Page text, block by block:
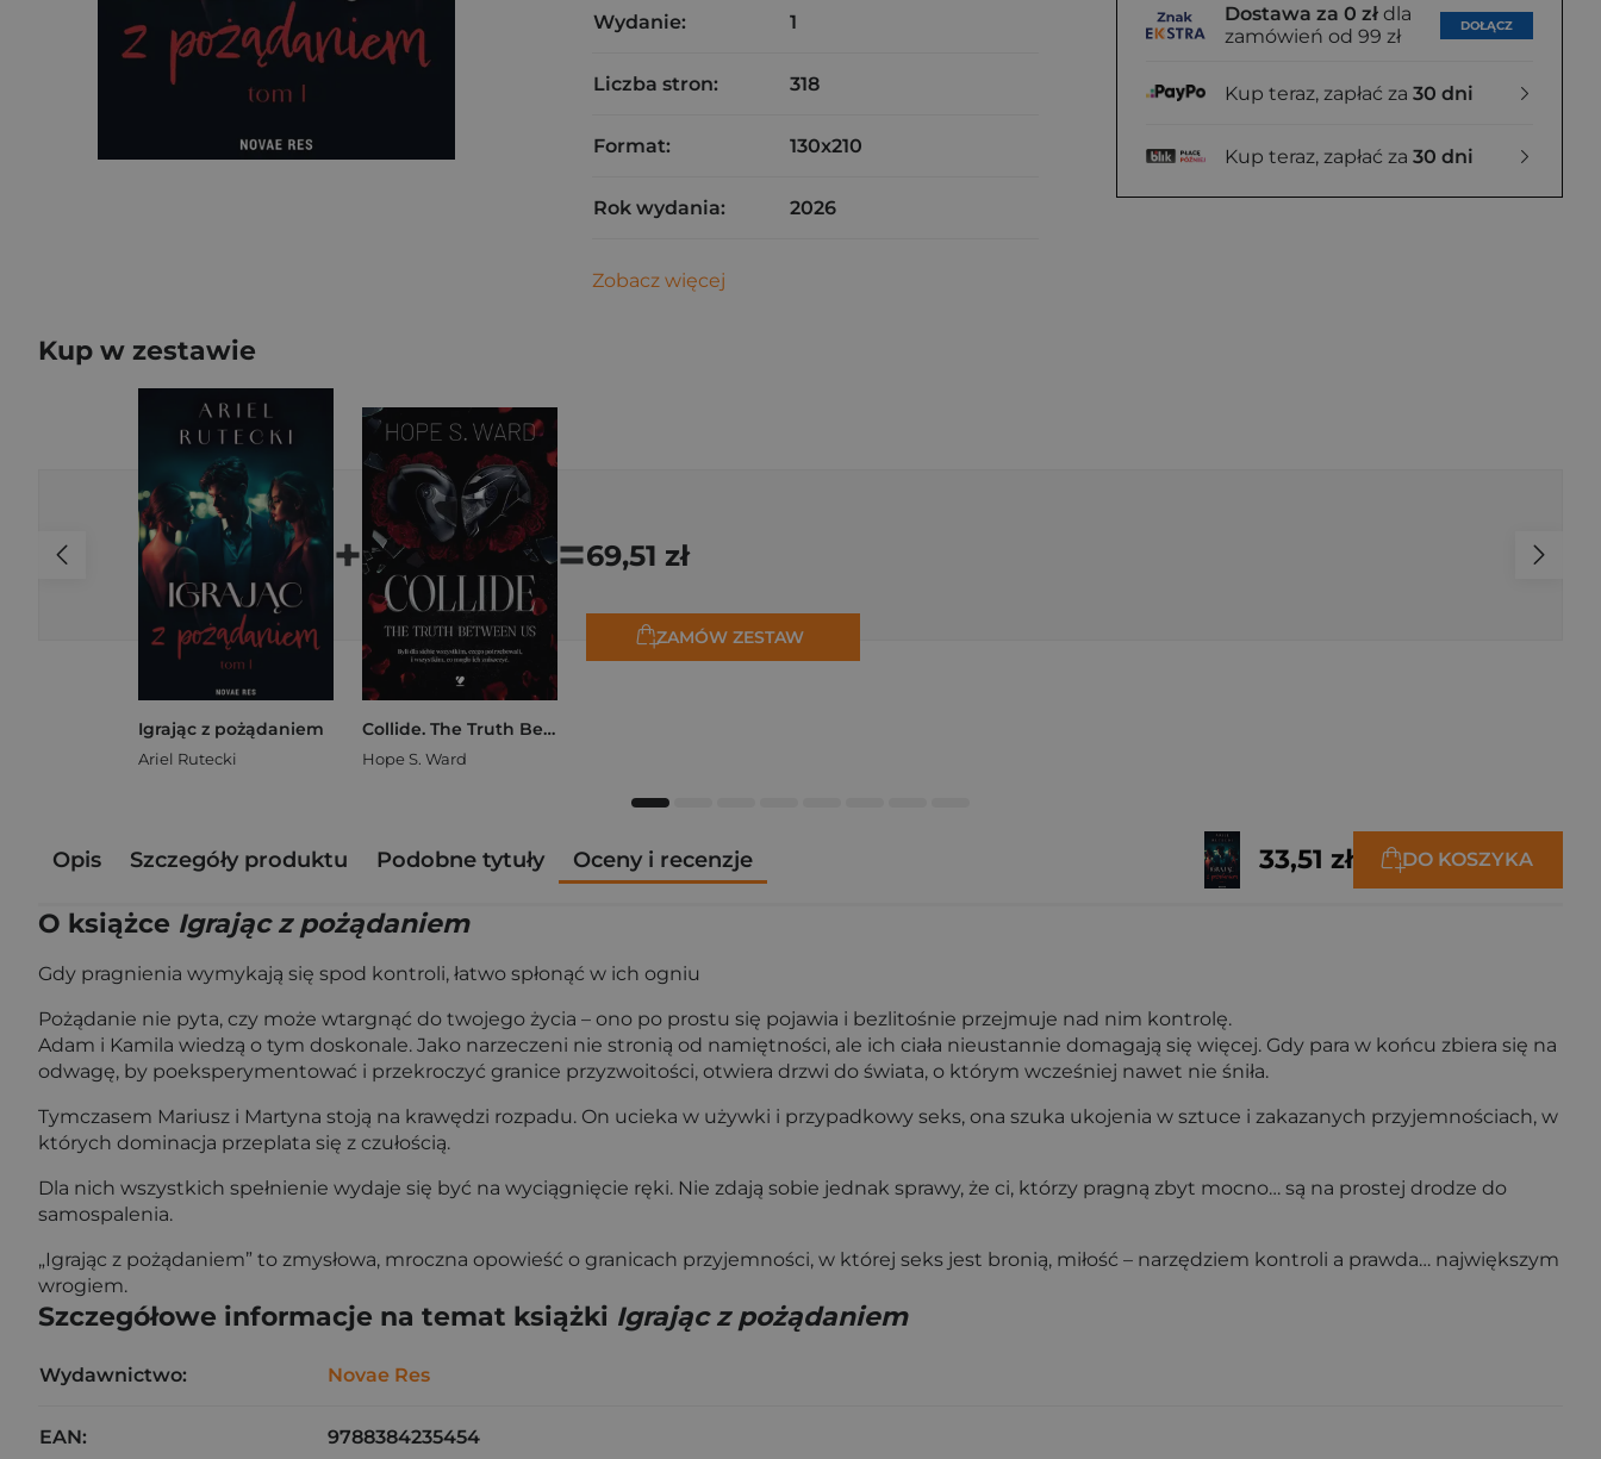
Dostawa za 0 zł dla
zamówień od 99 zł
DOŁĄCZ
Kup teraz, zapłać za 30 dni
Kup teraz, zapłać za 30 dni
Wydanie: 1
Liczba stron: 318
Format: 130x210
Rok wydania: 2026
Zobacz więcej
Kup w zestawie
Igrając z pożądaniem
Ariel Rutecki
+
Collide. The Truth Between Us
Hope S. Ward
=69,51 zł
ZAMÓW ZESTAW
Opis Szczegóły produktu Podobne tytuły Oceny i recenzje 33,51 zł DO KOSZYKA
O książce Igrając z pożądaniem
Gdy pragnienia wymykają się spod kontroli, łatwo spłonąć w ich ogniu
Pożądanie nie pyta, czy może wtargnąć do twojego życia – ono po prostu się pojawia i bezlitośnie przejmuje nad nim kontrolę.
Adam i Kamila wiedzą o tym doskonale. Jako narzeczeni nie stronią od namiętności, ale ich ciała nieustannie domagają się więcej. Gdy para w końcu zbiera się na
odwagę, by poeksperymentować i przekroczyć granice przyzwoitości, otwiera drzwi do świata, o którym wcześniej nawet nie śniła.
Tymczasem Mariusz i Martyna stoją na krawędzi rozpadu. On ucieka w używki i przypadkowy seks, ona szuka ukojenia w sztuce i zakazanych przyjemnościach, w
których dominacja przeplata się z czułością.
Dla nich wszystkich spełnienie wydaje się być na wyciągnięcie ręki. Nie zdają sobie jednak sprawy, że ci, którzy pragną zbyt mocno… są na prostej drodze do
samospalenia.
„Igrając z pożądaniem” to zmysłowa, mroczna opowieść o granicach przyjemności, w której seks jest bronią, miłość – narzędziem kontroli a prawda… największym
wrogiem.
Szczegółowe informacje na temat książki Igrając z pożądaniem
Wydawnictwo: Novae Res
EAN: 9788384235454